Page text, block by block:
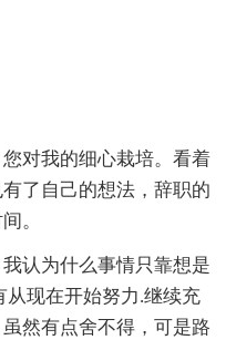
对我的细心栽培。看着
了自己的想法，辞职的
。
认为什么事情只靠想是
现在开始努力.继续充
然有点舍不得，可是路